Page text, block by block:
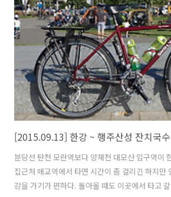
으니 사르르 잠이 온다. 황구지천은 가보지 않았
조금 남아서 갈 수 있는데까지 가보자고 생각하고
양쪽으로 뚝방길이 나 있는데 비포장 길이지만 단
교적 괜찮았다..
[2015.09.13] 한강 ~ 행주산성 잔치국
분당선 탄천 모란역보다 양재천 대모산 입구역이
집근처 매교역에서 타면 시간이 좀 걸리긴 하지만
강을 가기가 편하다. 돌아올 때도 이곳에서 타고